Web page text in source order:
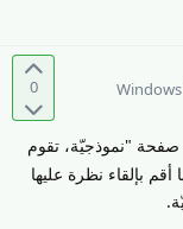
0 Windows
صفحة "نموذجيّة، تقوم
بإلقاء نظرة عليها